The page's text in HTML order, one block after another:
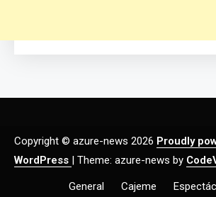
Copyright © azure-news 2026 Proudly
WordPress | Theme: azure-news by
General Cajeme